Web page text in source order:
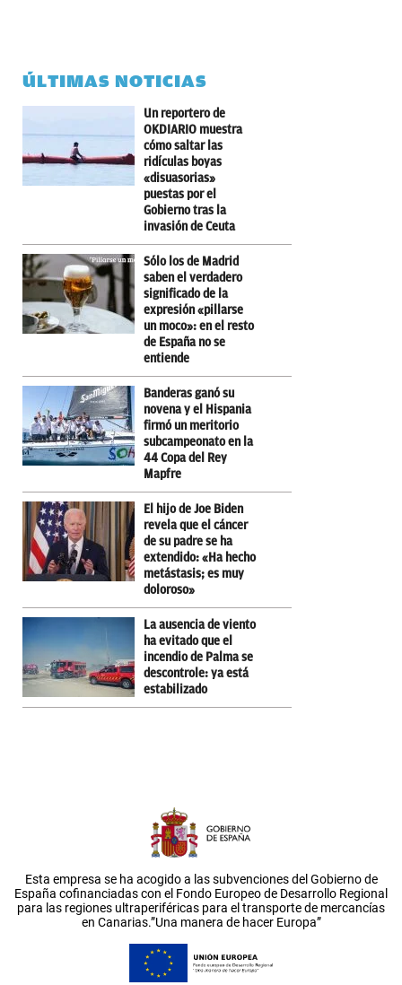
ÚLTIMAS NOTICIAS
Un reportero de
OKDIARIO muestra
cómo saltar las
ridículas boyas
«disuasorias»
puestas por el
Gobierno tras la
invasión de Ceuta
Sólo los de Madrid
saben el verdadero
significado de la
expresión «pillarse
un moco»: en el resto
de España no se
entiende
Banderas ganó su
novena y el Hispania
firmó un meritorio
subcampeonato en la
44 Copa del Rey
Mapfre
El hijo de Joe Biden
revela que el cáncer
de su padre se ha
extendido: «Ha hecho
metástasis; es muy
doloroso»
La ausencia de viento
ha evitado que el
incendio de Palma se
descontrole: ya está
estabilizado
Esta empresa se ha acogido a las subvenciones del Gobierno de
España cofinanciadas con el Fondo Europeo de Desarrollo Regional
para las regiones ultraperiféricas para el transporte de mercancías
en Canarias.”Una manera de hacer Europa”